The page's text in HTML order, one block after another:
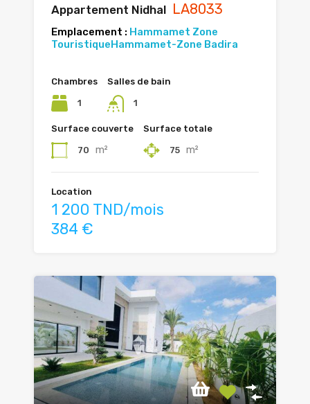
Appartement Nidhal LA8033
Emplacement : Hammamet Zone
Touristique Hammamet-Zone Badira
Chambres
1
Salles de bain
1
Surface couverte
70 m²
Surface totale
75 m²
Location
1 200 TND/mois
384 €